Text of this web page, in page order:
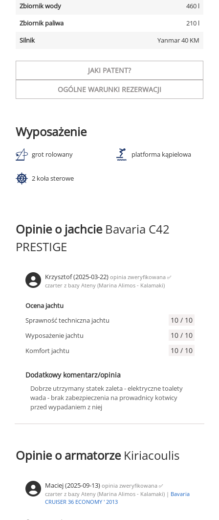
Zbiornik wody
460 l
Zbiornik paliwa
210 l
Silnik
Yanmar 40 KM
JAKI PATENT?
OGÓLNE WARUNKI REZERWACJI
Wyposażenie
grot rolowany platforma kąpielowa
2 koła sterowe
Opinie o jachcie Bavaria C42
PRESTIGE
Krzysztof (2025-03-22) opinia zweryfikowana ✅
czarter z bazy Ateny (Marina Alimos - Kalamaki)
Ocena jachtu
Sprawność techniczna jachtu
10 / 10
Wyposażenie jachtu 10 / 10
Komfort jachtu 10 / 10
Dodatkowy komentarz/opinia
Dobrze utrzymany statek zaleta - elektryczne toalety
wada - brak zabezpieczenia na prowadnicy kotwicy
przed wypadaniem z niej
Opinie o armatorze Kiriacoulis
Maciej (2025-09-13) opinia zweryfikowana ✅
czarter z bazy Ateny (Marina Alimos - Kalamaki) | Bavaria
CRUISER 36 ECONOMY ' 2013